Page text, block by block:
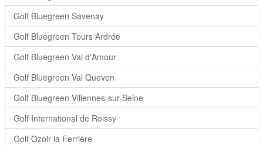
Golf Bluegreen Savenay
Golf Bluegreen Tours Ardrée
Golf Bluegreen Val d'Amour
Golf Bluegreen Val Queven
Golf Bluegreen Villennes-sur-Seine
Golf International de Roissy
Golf Ozoir la Ferrière